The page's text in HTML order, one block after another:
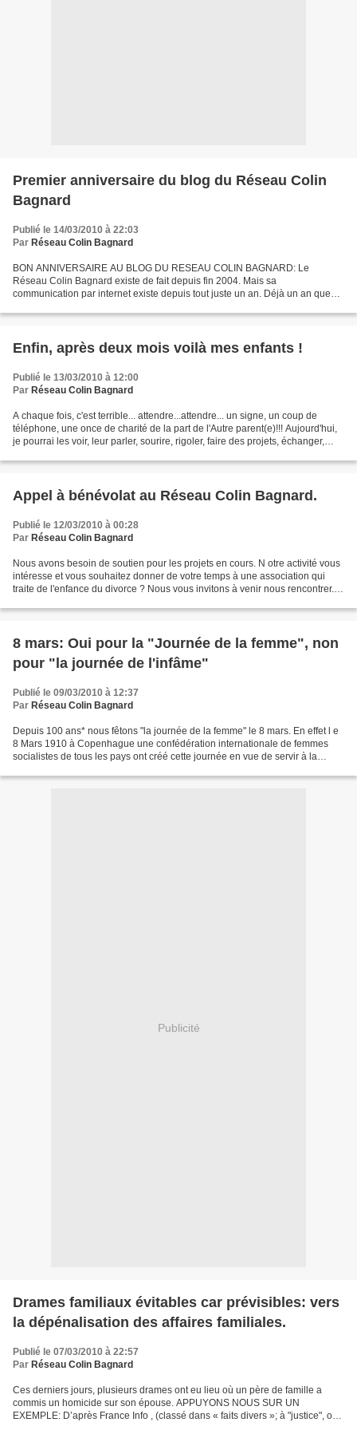
Premier anniversaire du blog du Réseau Colin
Bagnard
Publié le 14/03/2010 à 22:03
Par Réseau Colin Bagnard
BON ANNIVERSAIRE AU BLOG DU RESEAU COLIN BAGNARD: Le
Réseau Colin Bagnard existe de fait depuis fin 2004. Mais sa
communication par internet existe depuis tout juste un an. Déjà un an que
Enfin, après deux mois voilà mes enfants !
Publié le 13/03/2010 à 12:00
Par Réseau Colin Bagnard
A chaque fois, c'est terrible... attendre...attendre... un signe, un coup de
téléphone, une once de charité de la part de l'Autre parent(e)!!! Aujourd'hui,
je pourrai les voir, leur parler, sourire, rigoler, faire des projets, échanger,
Appel à bénévolat au Réseau Colin Bagnard.
Publié le 12/03/2010 à 00:28
Par Réseau Colin Bagnard
Nous avons besoin de soutien pour les projets en cours. N otre activité vous
intéresse et vous souhaitez donner de votre temps à une association qui
traite de l'enfance du divorce ? Nous vous invitons à venir nous rencontrer.
8 mars: Oui pour la "Journée de la femme", non
pour "la journée de l'infâme"
Publié le 09/03/2010 à 12:37
Par Réseau Colin Bagnard
Depuis 100 ans* nous fêtons "la journée de la femme" le 8 mars. En effet l e
8 Mars 1910 à Copenhague une confédération internationale de femmes
socialistes de tous les pays ont créé cette journée en vue de servir à la
Publicité
Drames familiaux évitables car prévisibles: vers
la dépénalisation des affaires familiales.
Publié le 07/03/2010 à 22:57
Par Réseau Colin Bagnard
Ces derniers jours, plusieurs drames ont eu lieu où un père de famille a
commis un homicide sur son épouse. APPUYONS NOUS SUR UN
EXEMPLE: D’après France Info , (classé dans « faits divers »; à "justice", ou